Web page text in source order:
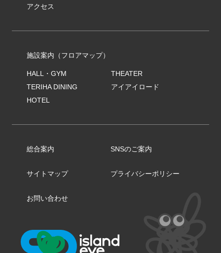
アクセス
施設案内（フロアマップ）
HALL・GYM
THEATER
TERIHA DINING
アイアイロード
HOTEL
総合案内 SNSのご案内
サイトマップ プライバシーポリシー
お問い合わせ